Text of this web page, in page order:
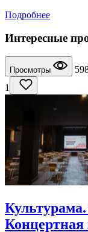
Подробнее
Интересные
Просмотры
1